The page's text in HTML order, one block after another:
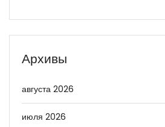
Архивы
августа 2026
июля 2026